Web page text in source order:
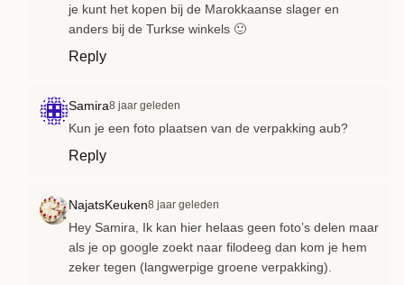
je kunt het kopen bij de Marokkaanse slager en
anders bij de Turkse winkels 🙂
Reply
Samira8 jaar geleden
Kun je een foto plaatsen van de verpakking aub?
Reply
NajatsKeuken8 jaar geleden
Hey Samira, Ik kan hier helaas geen foto’s delen maar
als je op google zoekt naar filodeeg dan kom je hem
zeker tegen (langwerpige groene verpakking).